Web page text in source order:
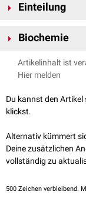
Einteilung
transiente
stabile
dasGenomder
Normalerweise wird
Einbau in die Wirts-
Biochemie
soll, immer wieder neu
Transfektionsverfahren
Lipofektion
Elektroporation
Artikelinhalt ist
Hier melden
Du kannst den
klickst.
Alternativ kümmert
Deine zusätzlichen
vollständig zu
500 Zeichen verbleibend.